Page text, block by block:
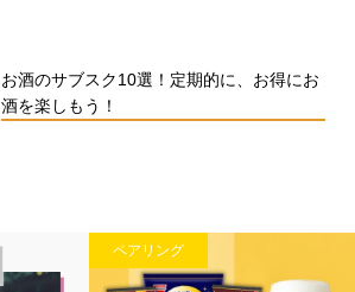
お酒のサブスク10選！定期的に、お得にお
酒を楽しもう！
ペアリング